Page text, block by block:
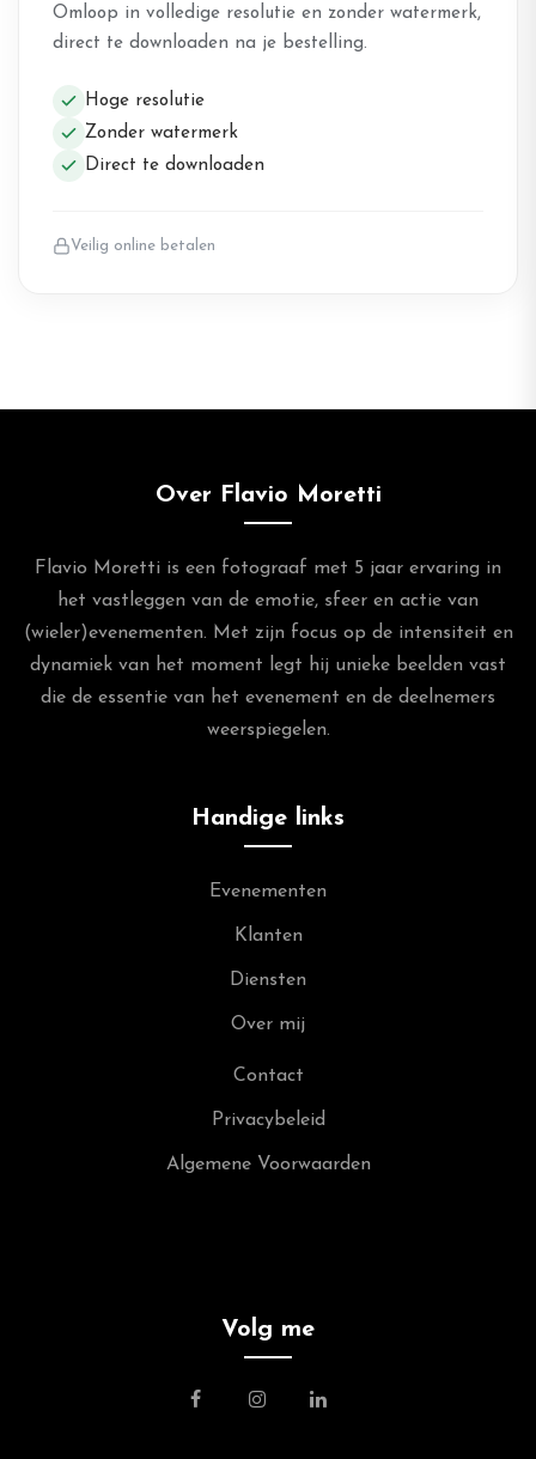
Omloop in volledige resolutie en zonder watermerk,
direct te downloaden na je bestelling.
Hoge resolutie
Zonder watermerk
Direct te downloaden
Veilig online betalen
Over Flavio Moretti
Flavio Moretti is een fotograaf met 5 jaar ervaring in
het vastleggen van de emotie, sfeer en actie van
(wieler)evenementen. Met zijn focus op de intensiteit en
dynamiek van het moment legt hij unieke beelden vast
die de essentie van het evenement en de deelnemers
weerspiegelen.
Handige links
Evenementen
Klanten
Diensten
Over mij
Contact
Privacybeleid
Algemene Voorwaarden
Volg me